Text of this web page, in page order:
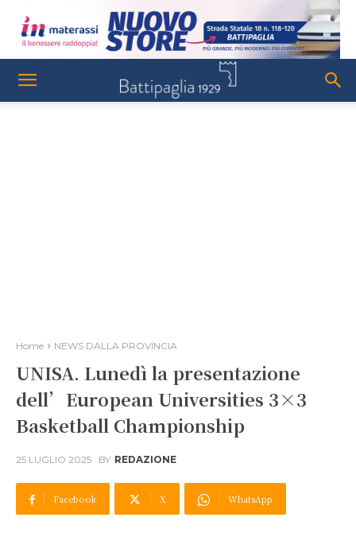
Home NEWS DALLA PROVINCIA
UNISA. Lunedì la presentazione
dell’European Universities 3×3
Basketball Championship
25 LUGLIO 2025 BY REDAZIONE
Facebook X WhatsApp